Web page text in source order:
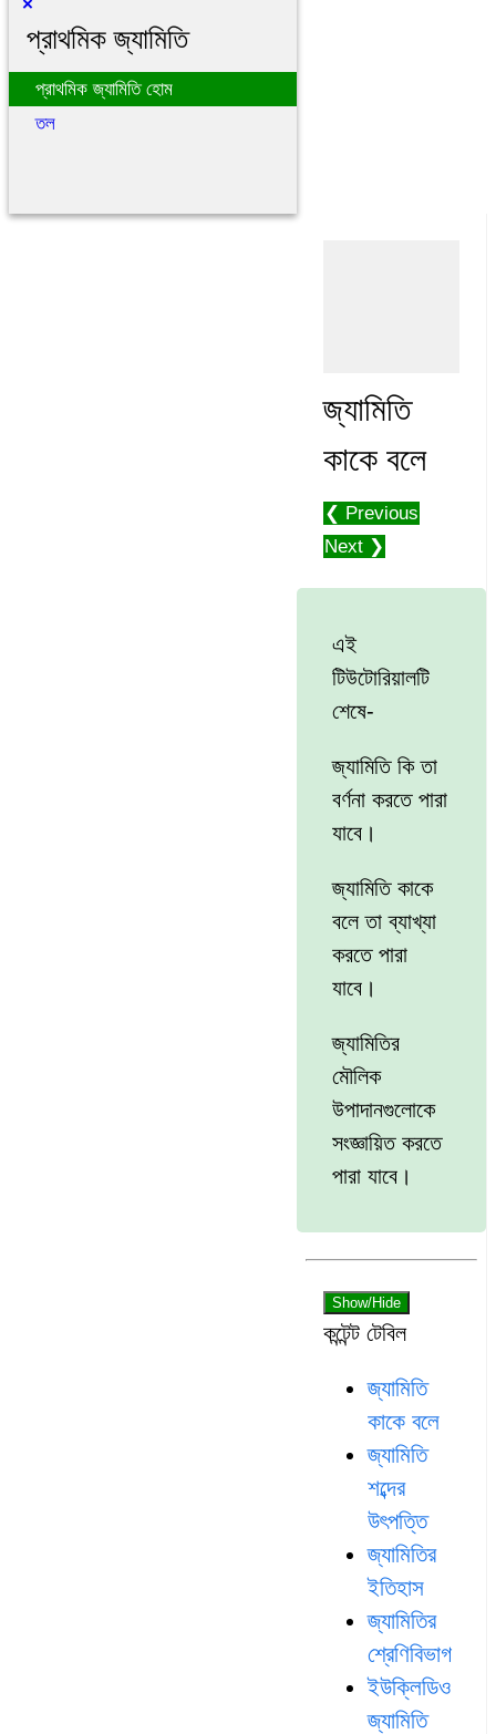
×
প্রাথমিক জ্যামিতি
প্রাথমিক জ্যামিতি হোম
তল
জ্যামিতি
কাকে বলে
❮ Previous
Next ❯
এই
টিউটোরিয়ালটি
শেষে-
জ্যামিতি কি তা
বর্ণনা করতে পারা
যাবে।
জ্যামিতি কাকে
বলে তা ব্যাখ্যা
করতে পারা
যাবে।
জ্যামিতির
মৌলিক
উপাদানগুলোকে
সংজ্ঞায়িত করতে
পারা যাবে।
Show/Hide
কন্টেন্ট টেবিল
জ্যামিতি
কাকে বলে
জ্যামিতি
শব্দের
উৎপত্তি
জ্যামিতির
ইতিহাস
জ্যামিতির
শ্রেণিবিভাগ
ইউক্লিডিও
জ্যামিতি